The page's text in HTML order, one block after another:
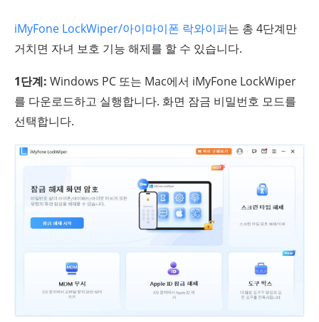
iMyFone LockWiper/아이마이폰 락와이퍼는 총 4단계만
거치면 자녀 보호 기능 해제를 할 수 있습니다.
1단계: Windows PC 또는 Mac에서 iMyFone LockWiper
를 다운로드하고 실행합니다. 화면 잠금 비밀번호 모드를
선택합니다.